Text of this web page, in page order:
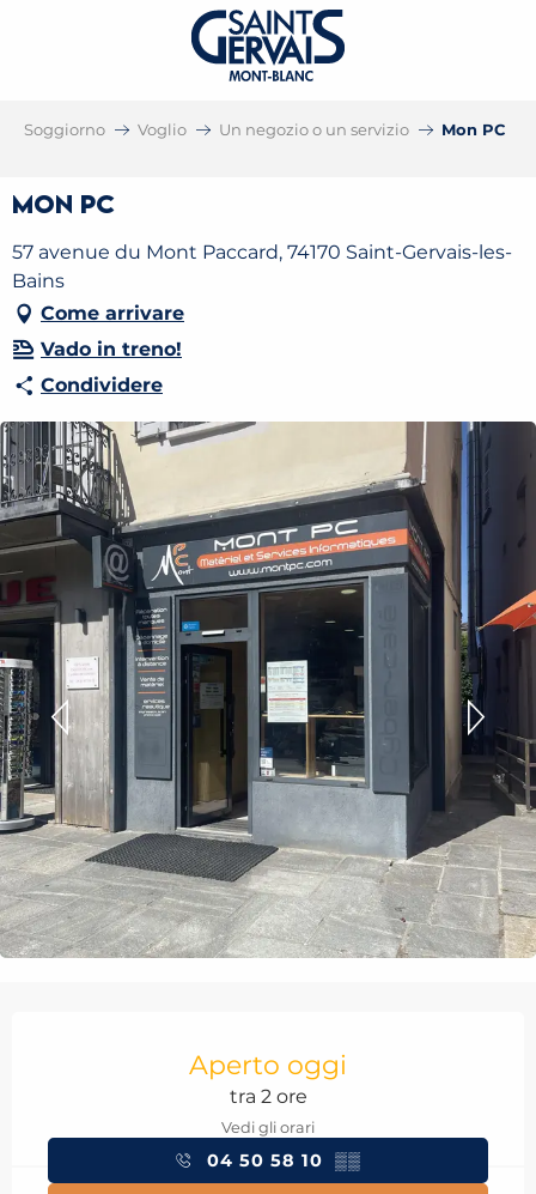
Soggiorno Voglio Un negozio o un servizio Mon PC
Mon PC
57 avenue du Mont Paccard, 74170 Saint-Gervais-les-
Bains
Come arrivare
Vado in treno!
Condividere
Aperto oggi
tra 2 ore
Vedi gli orari
04 50 58 10 ▒▒